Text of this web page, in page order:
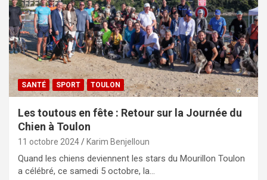
SANTÉ SPORT TOULON
Les toutous en fête : Retour sur la Journée du
Chien à Toulon
11 octobre 2024 Karim Benjelloun
Quand les chiens deviennent les stars du Mourillon Toulon
a célébré, ce samedi 5 octobre, la…